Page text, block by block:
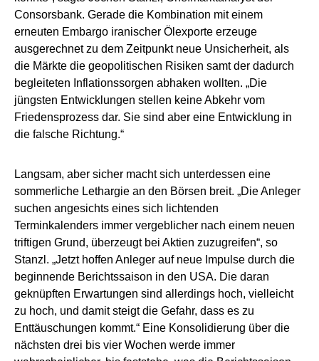
Consorsbank. Gerade die Kombination mit einem
erneuten Embargo iranischer Ölexporte erzeuge
ausgerechnet zu dem Zeitpunkt neue Unsicherheit, als
die Märkte die geopolitischen Risiken samt der dadurch
begleiteten Inflationssorgen abhaken wollten. „Die
jüngsten Entwicklungen stellen keine Abkehr vom
Friedensprozess dar. Sie sind aber eine Entwicklung in
die falsche Richtung.“
Langsam, aber sicher macht sich unterdessen eine
sommerliche Lethargie an den Börsen breit. „Die Anleger
suchen angesichts eines sich lichtenden
Terminkalenders immer vergeblicher nach einem neuen
triftigen Grund, überzeugt bei Aktien zuzugreifen“, so
Stanzl. „Jetzt hoffen Anleger auf neue Impulse durch die
beginnende Berichtssaison in den USA. Die daran
geknüpften Erwartungen sind allerdings hoch, vielleicht
zu hoch, und damit steigt die Gefahr, dass es zu
Enttäuschungen kommt.“ Eine Konsolidierung über die
nächsten drei bis vier Wochen werde immer